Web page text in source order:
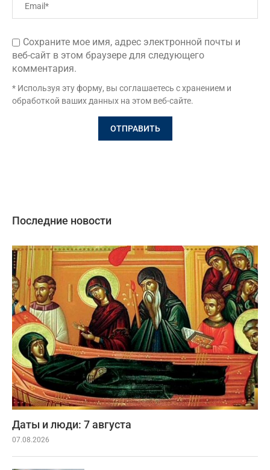
Сохраните мое имя, адрес электронной почты и
веб-сайт в этом браузере для следующего
комментария.
* Используя эту форму, вы соглашаетесь с хранением и
обработкой ваших данных на этом веб-сайте.
Последние новости
Даты и люди: 7 августа
07.08.2026